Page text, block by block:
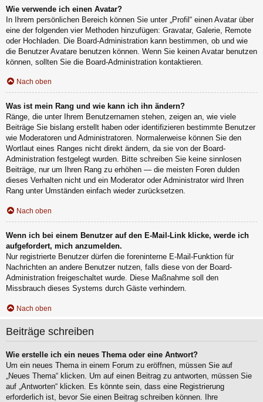
Wie verwende ich einen Avatar?
In Ihrem persönlichen Bereich können Sie unter „Profil“ einen Avatar über
eine der folgenden vier Methoden hinzufügen: Gravatar, Galerie, Remote
oder Hochladen. Die Board-Administration kann bestimmen, ob und wie
die Benutzer Avatare benutzen können. Wenn Sie keinen Avatar benutzen
können, sollten Sie die Board-Administration kontaktieren.
Nach oben
Was ist mein Rang und wie kann ich ihn ändern?
Ränge, die unter Ihrem Benutzernamen stehen, zeigen an, wie viele
Beiträge Sie bislang erstellt haben oder identifizieren bestimmte Benutzer
wie Moderatoren und Administratoren. Normalerweise können Sie den
Wortlaut eines Ranges nicht direkt ändern, da sie von der Board-
Administration festgelegt wurden. Bitte schreiben Sie keine sinnlosen
Beiträge, nur um Ihren Rang zu erhöhen — die meisten Foren dulden
dieses Verhalten nicht und ein Moderator oder Administrator wird Ihren
Rang unter Umständen einfach wieder zurücksetzen.
Nach oben
Wenn ich bei einem Benutzer auf den E-Mail-Link klicke, werde ich
aufgefordert, mich anzumelden.
Nur registrierte Benutzer dürfen die foreninterne E-Mail-Funktion für
Nachrichten an andere Benutzer nutzen, falls diese von der Board-
Administration freigeschaltet wurde. Diese Maßnahme soll den
Missbrauch dieses Systems durch Gäste verhindern.
Nach oben
Beiträge schreiben
Wie erstelle ich ein neues Thema oder eine Antwort?
Um ein neues Thema in einem Forum zu eröffnen, müssen Sie auf
„Neues Thema“ klicken. Um auf einen Beitrag zu antworten, müssen Sie
auf „Antworten“ klicken. Es könnte sein, dass eine Registrierung
erforderlich ist, bevor Sie einen Beitrag schreiben können. Ihre